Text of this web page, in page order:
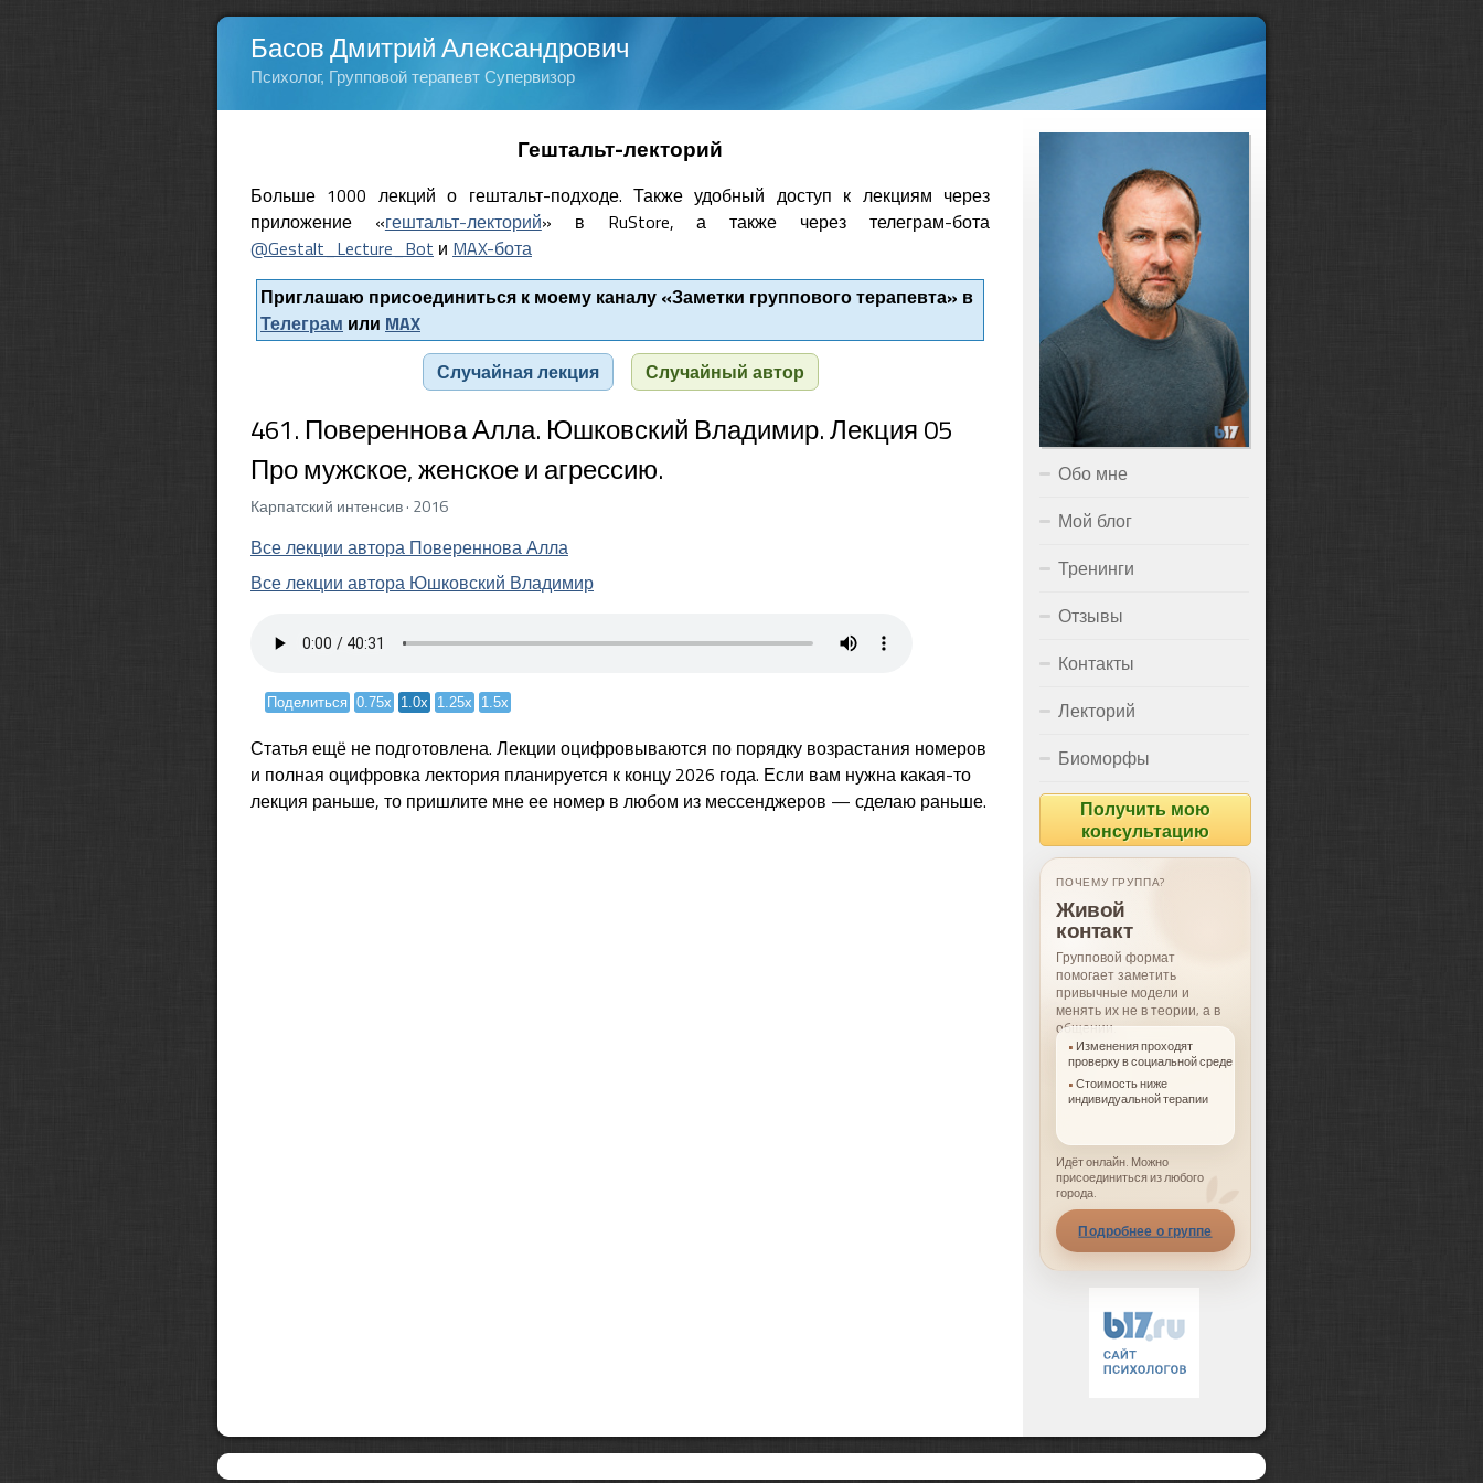
Басов Дмитрий Александрович
Психолог, Групповой терапевт Супервизор
Гештальт-лекторий
Больше 1000 лекций о гештальт-подходе. Также удобный доступ к лекциям через
приложение «гештальт-лекторий» в RuStore, а также через телеграм-бота
@Gestalt_Lecture_Bot и MAX-бота
Приглашаю присоединиться к моему каналу «Заметки группового терапевта» в
Телеграм или MAX
Случайная лекция
Случайный автор
461. Повереннова Алла. Юшковский Владимир. Лекция 05
Про мужское, женское и агрессию.
Карпатский интенсив · 2016
Все лекции автора Повереннова Алла
Все лекции автора Юшковский Владимир
Поделиться 0.75x 1.0x 1.25x 1.5x
Статья ещё не подготовлена. Лекции оцифровываются по порядку возрастания номеров
и полная оцифровка лектория планируется к концу 2026 года. Если вам нужна какая-то
лекция раньше, то пришлите мне ее номер в любом из мессенджеров — сделаю раньше.
Обо мне
Мой блог
Тренинги
Отзывы
Контакты
Лекторий
Биоморфы
Получить мою
консультацию
ПОЧЕМУ ГРУППА?
Живой
контакт
Групповой формат
помогает заметить
привычные модели и
менять их не в теории, а в
общении.
Изменения проходят
проверку в социальной среде
Стоимость ниже
индивидуальной терапии
Идёт онлайн. Можно
присоединиться из любого
города.
Подробнее о группе